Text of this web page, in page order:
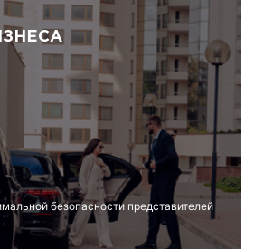
безопасности представителей